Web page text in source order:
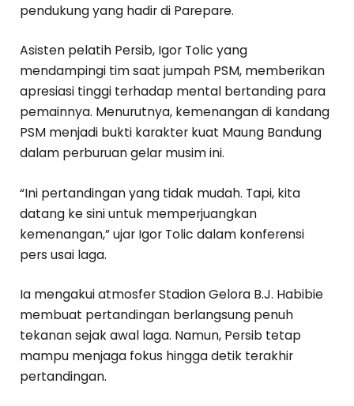
pendukung yang hadir di Parepare.
Asisten pelatih Persib, Igor Tolic yang
mendampingi tim saat jumpah PSM, memberikan
apresiasi tinggi terhadap mental bertanding para
pemainnya. Menurutnya, kemenangan di kandang
PSM menjadi bukti karakter kuat Maung Bandung
dalam perburuan gelar musim ini.
“Ini pertandingan yang tidak mudah. Tapi, kita
datang ke sini untuk memperjuangkan
kemenangan,” ujar Igor Tolic dalam konferensi
pers usai laga.
Ia mengakui atmosfer Stadion Gelora B.J. Habibie
membuat pertandingan berlangsung penuh
tekanan sejak awal laga. Namun, Persib tetap
mampu menjaga fokus hingga detik terakhir
pertandingan.